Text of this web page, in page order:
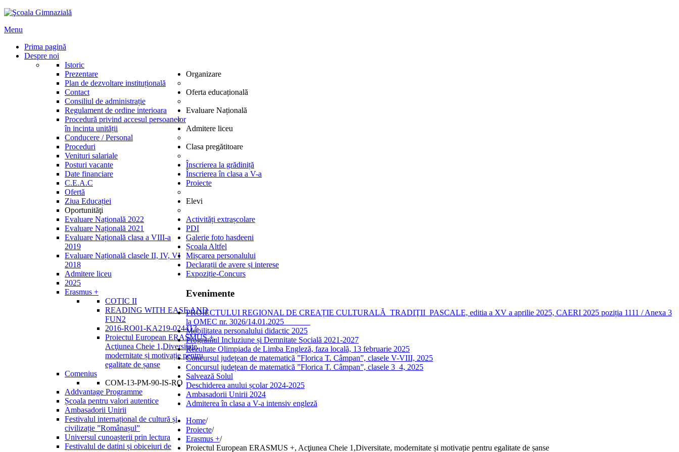
Menu
Prima pagină
Despre noi
Istoric
Prezentare
Plan de dezvoltare instituțională
Contact
Organizare
Consiliul de administrație
Regulament de ordine interioara
Procedură privind accesul persoanelor
în incinta unității
Conducere / Personal
Proceduri
Venituri salariale
Posturi vacante
Date financiare
C.E.A.C
Oferta educațională
Ofertă
Ziua Educației
Oportunităţi
Evaluare Națională
Evaluare Națională 2022
Evaluare Națională 2021
Evaluare Națională clasa a VIII-a
2019
Evaluare Națională clasele II, IV, VI
2018
Admitere liceu
Admitere liceu
Clasa pregătitoare
2025
Înscrierea la grădiniță
Înscrierea în clasa a V-a
Proiecte
Erasmus +
COTIC II
READING WITH EASE AND
FUN2
2016-RO01-KA219-024413
Proiectul European ERASMUS +,
Acţiunea Cheie 1,Diversitate,
modernitate și motivație pentru
egalitate de șanse
Comenius
COM-13-PM-90-IS-RO
Addvantage Programme
Școala pentru valori autentice
Ambasadorii Unirii
Festivalul internațional de cultură și
civilizație ”Românașul”
Universul cunoașterii prin lectura
Festivalul de datini și obiceiuri de
Elevi
Activități extrașcolare
PDI
Galerie foto hasdeeni
Școala Altfel
Mișcarea personalului
Declarații de avere și interese
Expoziție-Concurs
Evenimente
PROIECTULUI REGIONAL DE CREAȚIE CULTURALĂ TRADIŢII PASCALE, editia a XV a aprilie 2025, CAERI 2025 poziția 1111 / Anexa 3
la OMEC nr. 3026/14.01.2025
Mobilitatea personalului didactic 2025
Programul Incluziune și Demnitate Socială 2021-2027
Rezultate Olimpiada de Limba Engleză, faza locală, 13 februarie 2025
Concursul județean de matematică ”Florica T. Câmpan”, clasele V-VIII, 2025
Concursul județean de matematică ”Florica T. Câmpan”, clasele 3_4, 2025
Salvează Solul
Deschiderea anului școlar 2024-2025
Ambasadorii Unirii 2024
Admiterea în clasa a V-a intensiv engleză
Home/
Proiecte/
Erasmus +/
Proiectul European ERASMUS +, Acţiunea Cheie 1,Diversitate, modernitate și motivație pentru egalitate de șanse